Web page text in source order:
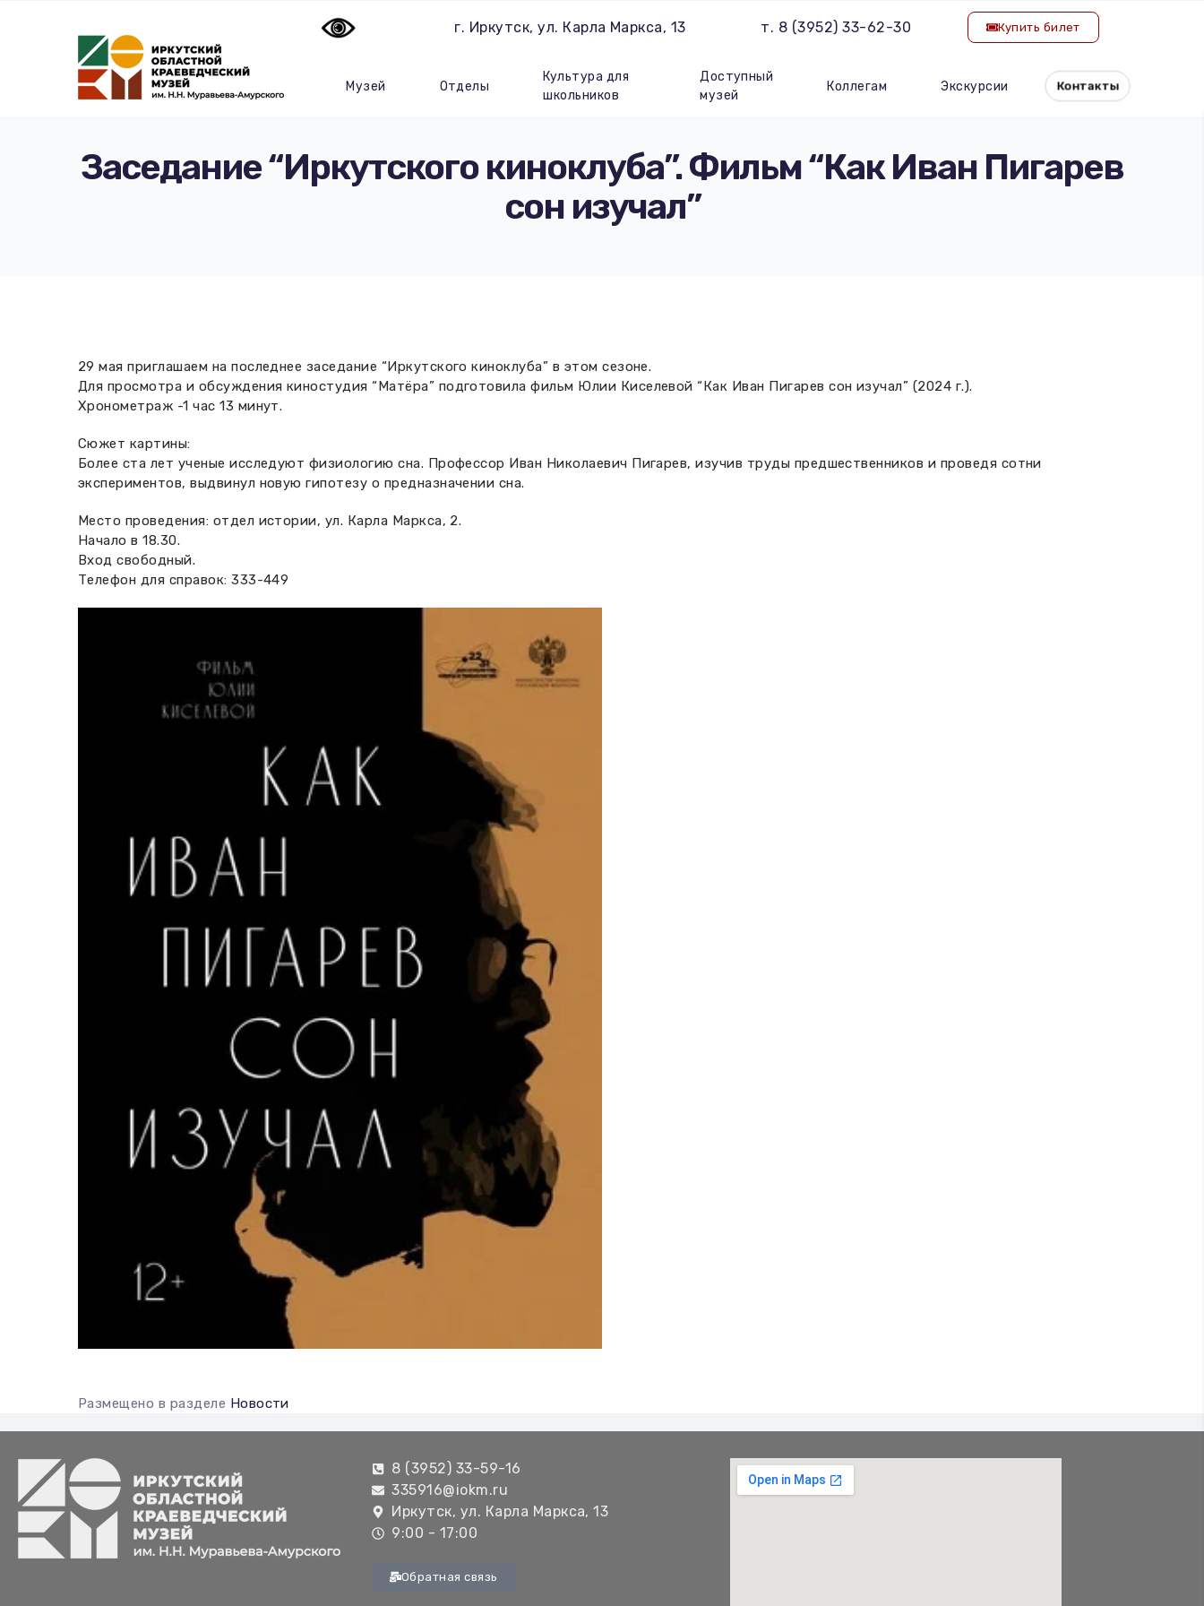
г. Иркутск, ул. Карла Маркса, 13 т. 8 (3952) 33-62-30 Купить билет
Музей Отделы
Культура для
школьников
Доступный
музей
Коллегам Экскурсии Контакты
Заседание “Иркутского киноклуба”. Фильм “Как Иван Пигарев
сон изучал”
29 мая приглашаем на последнее заседание “Иркутского киноклуба” в этом сезоне.
Для просмотра и обсуждения киностудия “Матёра” подготовила фильм Юлии Киселевой “Как Иван Пигарев сон изучал” (2024 г.).
Хронометраж -1 час 13 минут.
Сюжет картины:
Более ста лет ученые исследуют физиологию сна. Профессор Иван Николаевич Пигарев, изучив труды предшественников и проведя сотни
экспериментов, выдвинул новую гипотезу о предназначении сна.
Место проведения: отдел истории, ул. Карла Маркса, 2.
Начало в 18.30.
Вход свободный.
Телефон для справок: 333-449
Размещено в разделе Новости
8 (3952) 33-59-16
335916@iokm.ru
Иркутск, ул. Карла Маркса, 13
9:00 - 17:00
Обратная связь